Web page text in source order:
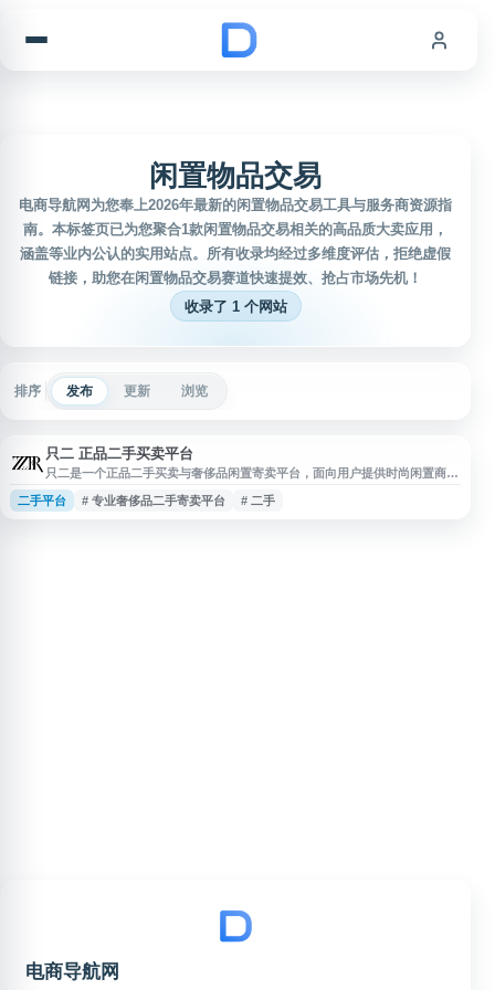
闲置物品交易
电商导航网为您奉上2026年最新的闲置物品交易工具与服务商资源指
南。本标签页已为您聚合1款闲置物品交易相关的高品质大卖应用，
涵盖等业内公认的实用站点。所有收录均经过多维度评估，拒绝虚假
链接，助您在闲置物品交易赛道快速提效、抢占市场先机！
收录了 1 个网站
排序 发布 更新 浏览
只二 正品二手买卖平台
只二是一个正品二手买卖与奢侈品闲置寄卖平台，面向用户提供时尚闲置商品
寄卖、二手奢侈品交易、二手包回收等服务。平台通过商品鉴定、售后保障和
流转服务，帮助卖家便捷处理闲置物品，也为买家提供经过筛选的二手商品购
二手平台 # 专业奢侈品二手寄卖平台 # 二手
电商导航网